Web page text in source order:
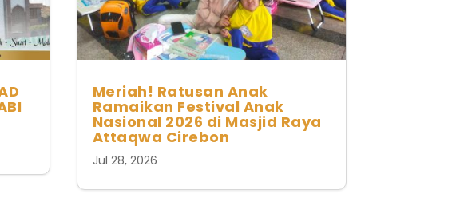
Meriah! Ratusan Anak
Ramaikan Festival Anak
Nasional 2026 di Masjid Raya
Attaqwa Cirebon
Jul 28, 2026